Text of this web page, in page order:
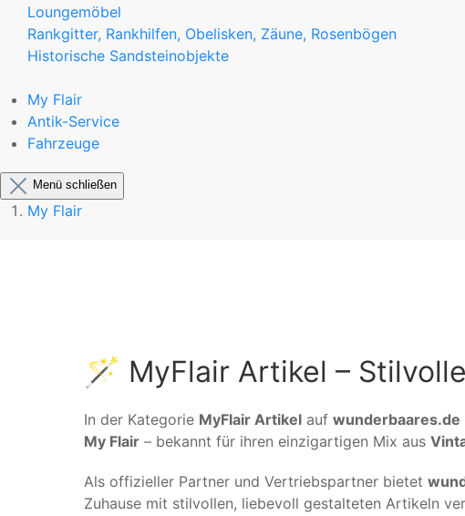
Loungemöbel
Rankgitter, Rankhilfen, Obelisken, Zäune, Rosenbögen
Historische Sandsteinobjekte
My Flair
Antik-Service
Fahrzeuge
Menü schließen
My Flair
🪄 MyFlair Artikel –
In der Kategorie MyFlair Artikel auf wunderbaares.de
My Flair – bekannt für ihren einzigartigen Mix aus
Als offizieller Partner und Vertriebspartner bietet
Zuhause mit stilvollen, liebevoll gestalteten Artikeln